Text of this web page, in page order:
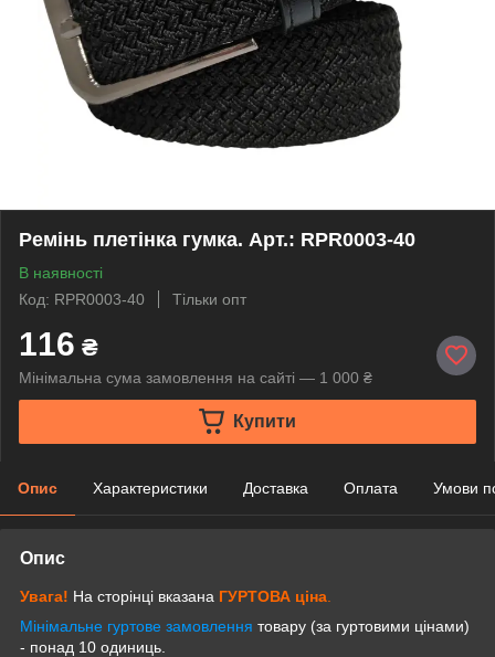
Ремінь плетінка гумка. Арт.: RPR0003-40
В наявності
Код: RPR0003-40
Тільки опт
116 ₴
Мінімальна сума замовлення на сайті — 1 000 ₴
Купити
Опис Характеристики Доставка Оплата Умови
Опис
Увага! На сторінці вказана ГУРТОВА ціна
Мінімальне гуртове замовлення товару (за гуртовими цінами)
- понад 10 одиниць.